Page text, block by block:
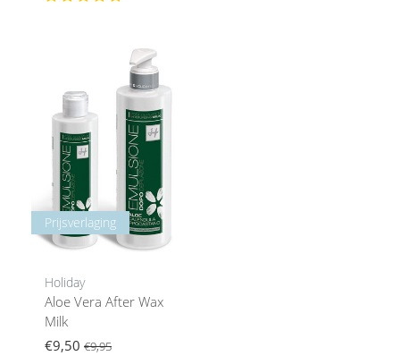
Prijsverlaging
Holiday
Aloe Vera After Wax
Milk
€9,50 €9,95